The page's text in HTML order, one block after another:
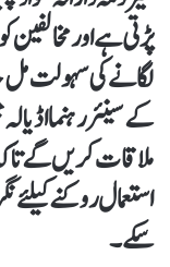
پڑتی ہے اور
لگانے کی سہولت مل
کے سینئر رہنما
ملاقات کریں گے
استعمال روکنے کیلئے
سکے۔